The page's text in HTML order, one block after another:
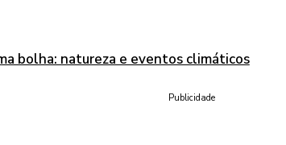
bolha: natureza e eventos climáticos
Publicidade